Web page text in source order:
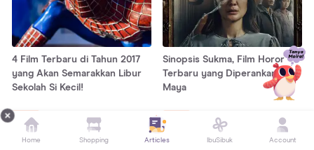
4 Film Terbaru di Tahun 2017
yang Akan Semarakkan Libur
Sekolah Si Kecil!
FILM
Sinopsis Sukma, Film Horor
Terbaru yang Diperankan Luna
Maya
Home Shopping Articles IbuSibuk Account